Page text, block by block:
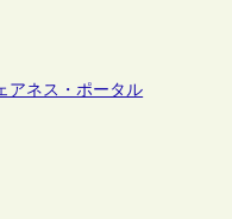
アネス・ポータル